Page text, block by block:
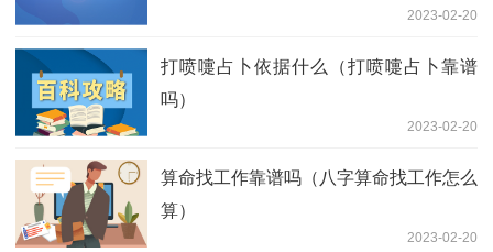
2023-02-20
打喷嚏占卜依据什么（打喷嚏占卜靠谱
吗）
2023-02-20
算命找工作靠谱吗（八字算命找工作怎么
算）
2023-02-20